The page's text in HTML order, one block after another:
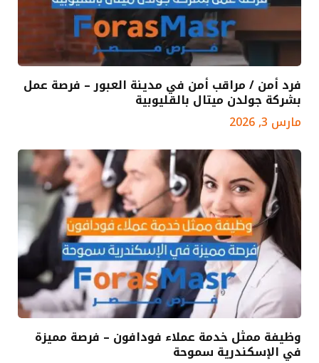
فرد أمن / مراقب أمن في مدينة العبور – فرصة عمل
بشركة جولدن ميتال بالقليوبية
مارس 3, 2026
وظيفة ممثل خدمة عملاء فودافون – فرصة مميزة
في الإسكندرية سموحة